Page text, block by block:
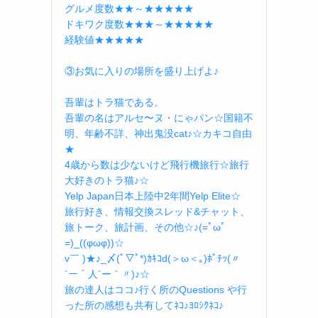
グルメ度数★★～★★★★★
ドキワク度数★★★～★★★★★
経験値★★★★★
③お気に入りの場所を盛り上げよ♪
吾輩はトラ猫である。
吾輩の名はアルセ〜ヌ・にゃパン☆国籍不
明、年齢不詳、神出鬼没cat♪☆カキコ自由
★
4歳から数は少ないけど飛行機旅行☆旅行
大好きのトラ猫♪☆
Yelp Japan日本上陸中2年間Yelp Elite☆
旅行好き、情報交換スレッド&チャット、
旅トーク、旅計画、その他☆♪(=ﾟωﾟ
=)_((φωφ))☆
v￣ )★♪_〆(ﾟ▽ﾟ*)ｶｷｺd(＞ω＜｡)ﾎﾟﾁｯ(〃
´ー｀人´ー｀〃)♪☆
旅の達人はココ♪行く所のQuestions や行
った所の感想も共有してﾈｺ♪ﾖﾛｼｸﾈｺ♪